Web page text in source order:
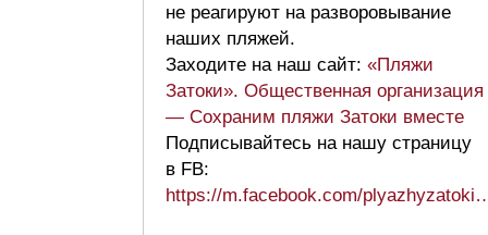
не реагируют на разворовывание
наших пляжей.
Заходите на наш сайт: «Пляжи
Затоки». Общественная организация
— Сохраним пляжи Затоки вместе
Подписывайтесь на нашу страницу
в FB:
https://m.facebook.com/